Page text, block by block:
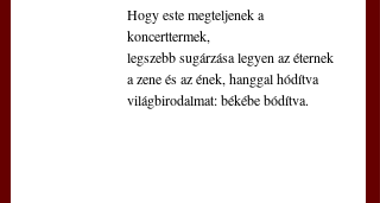
Hogy este megteljenek a
koncerttermek,
legszebb sugárzása legyen az éternek
a zene és az ének, hanggal hódítva
világbirodalmat: békébe bódítva.